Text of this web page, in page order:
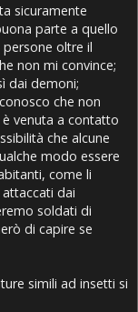
sicuramente
parte a quello
oltre il
non mi convince;
dai demoni;
che non
venuta a contatto
che alcune
modo essere
come li
dai
soldati di
di capire se
simili ad insetti si